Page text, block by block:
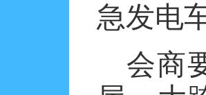
急发电
会商